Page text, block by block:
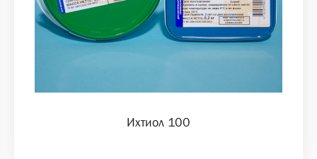
Ихтиол 100